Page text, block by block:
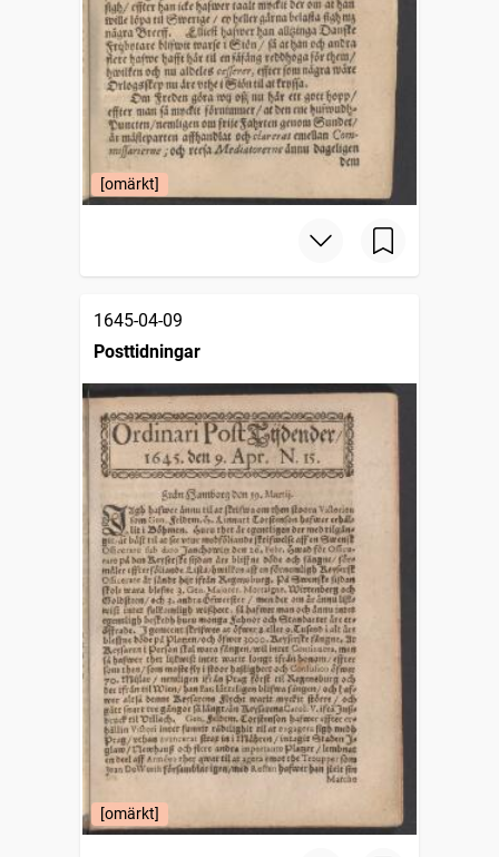
[omärkt]
1645-04-09
Posttidningar
[omärkt]